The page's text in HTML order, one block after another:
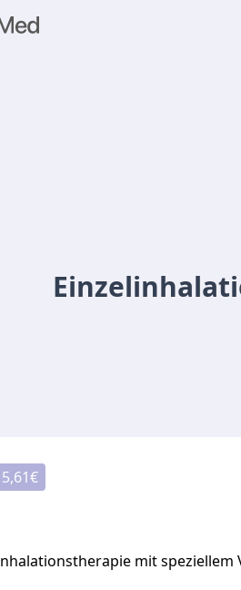
5,61€
mit speziellem